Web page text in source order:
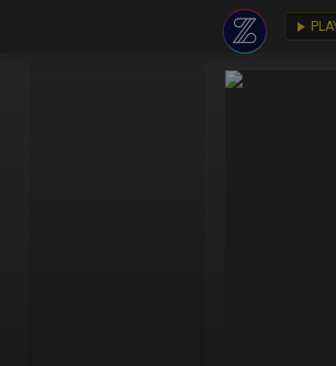
play_arrow